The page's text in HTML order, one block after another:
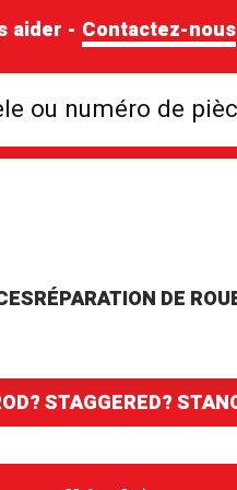
aider - Contactez-nous
ou numéro de
Rechercher par
RÉPARATION DE
STAGGERED?